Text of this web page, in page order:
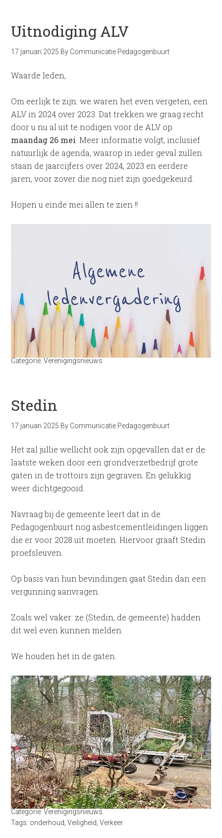
Uitnodiging ALV
17 januari 2025 By Communicatie Pedagogenbuurt
Waarde leden,
Om eerlijk te zijn: we waren het even vergeten, een
ALV in 2024 over 2023. Dat trekken we graag recht
door u nu al uit te nodigen voor de ALV op
maandag 26 mei . Meer informatie volgt, inclusief
natuurlijk de agenda, waarop in ieder geval zullen
staan de jaarcijfers over 2024, 2023 en eerdere
jaren, voor zover die nog niet zijn goedgekeurd.
Hopen u einde mei allen te zien !!
Categorie:Verenigingsnieuws
Stedin
17 januari 2025 By Communicatie Pedagogenbuurt
Het zal jullie wellicht ook zijn opgevallen dat er de
laatste weken door een grondverzetbedrijf grote
gaten in de trottoirs zijn gegraven. En gelukkig
weer dichtgegooid.
Navraag bij de gemeente leert dat in de
Pedagogenbuurt nog asbestcementleidingen liggen
die er voor 2028 uit moeten. Hiervoor graaft Stedin
proefsleuven.
Op basis van hun bevindingen gaat Stedin dan een
vergunning aanvragen.
Zoals wel vaker: ze (Stedin, de gemeente) hadden
dit wel even kunnen melden.
We houden het in de gaten.
Categorie:Verenigingsnieuws
Tags: onderhoud ,Veiligheid ,Verkeer